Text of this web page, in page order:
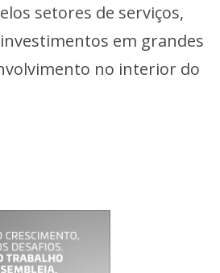
setores de serviços,
em grandes
no interior do